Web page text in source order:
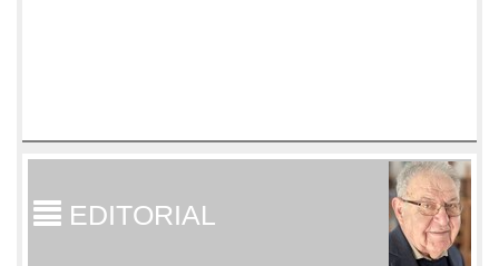
EDITORIAL